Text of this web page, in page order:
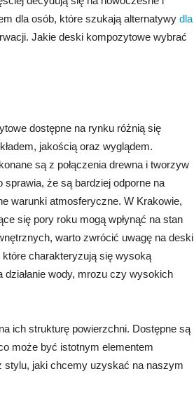
dla osób, które szukają alternatywy dla
Jakie deski kompozytowe wybrać
dostępne na rynku różnią się
jakością oraz wyglądem.
są z połączenia drewna i tworzyw
sprawia, że są bardziej odporne na
warunki atmosferyczne. W Krakowie,
się pory roku mogą wpłynąć na stan
warto zwrócić uwagę na deski
charakteryzują się wysoką
działanie wody, mrozu czy wysokich
ich strukturę powierzchni. Dostępne są
może być istotnym elementem
stylu, jaki chcemy uzyskać na naszym